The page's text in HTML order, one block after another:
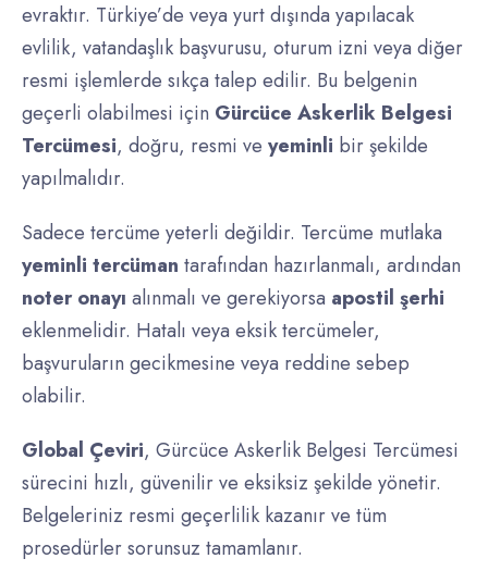
evraktır. Türkiye’de veya yurt dışında yapılacak
evlilik, vatandaşlık başvurusu, oturum izni veya diğer
resmi işlemlerde sıkça talep edilir. Bu belgenin
geçerli olabilmesi için Gürcüce Askerlik Belgesi
Tercümesi, doğru, resmi ve yeminli bir şekilde
yapılmalıdır.
Sadece tercüme yeterli değildir. Tercüme mutlaka
yeminli tercüman tarafından hazırlanmalı, ardından
noter onayı alınmalı ve gerekiyorsa apostil şerhi
eklenmelidir. Hatalı veya eksik tercümeler,
başvuruların gecikmesine veya reddine sebep
olabilir.
Global Çeviri, Gürcüce Askerlik Belgesi Tercümesi
sürecini hızlı, güvenilir ve eksiksiz şekilde yönetir.
Belgeleriniz resmi geçerlilik kazanır ve tüm
prosedürler sorunsuz tamamlanır.